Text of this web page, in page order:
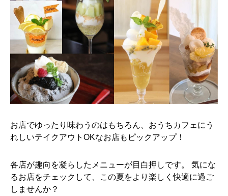
お店でゆったり味わうのはもちろん、おうちカフェにう
れしいテイクアウトOKなお店もピックアップ！
各店が趣向を凝らしたメニューが目白押しです。 気にな
るお店をチェックして、この夏をより楽しく快適に過ご
しませんか？